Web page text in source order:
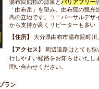
湯布院屈指の源泉とバリアフリー
「由布岳」を望み、由布院の観
高の立地です。ユニバーサルデザ
から支持が高くリピーターも多い
住所
大分県由布市湯布院町
アクセス
周辺道路はとても
行しやすい経路をお知らせいたし
問い合わせください。
ラン